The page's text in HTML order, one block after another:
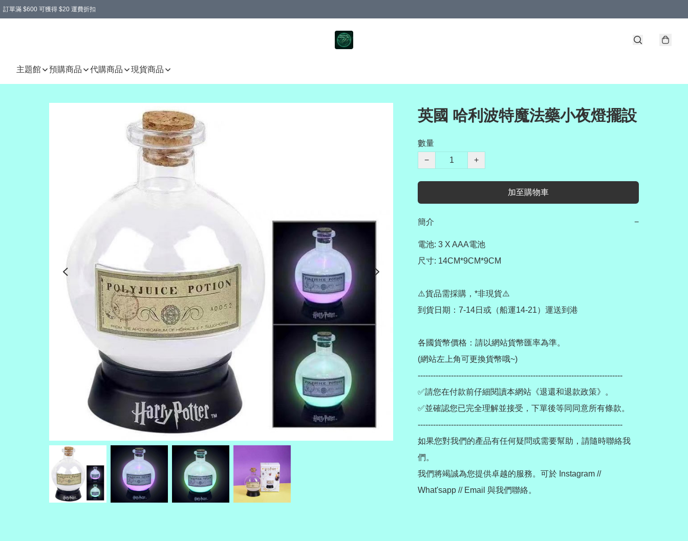
訂單滿 $600 可獲得 $20 運費折扣
主題館 預購商品 代購商品 現貨商品
英國 哈利波特魔法藥小夜燈擺設
數量
−
+
加至購物車
簡介 −
電池: 3 X AAA電池
尺寸: 14CM*9CM*9CM
⚠️貨品需採購，*非現貨⚠️
到貨日期：7-14日或（船運14-21）運送到港
各國貨幣價格：請以網站貨幣匯率為準。
(網站左上角可更換貨幣哦~)
--------------------------------------------------------------------------------
✅請您在付款前仔細閱讀本網站《退還和退款政策》。
✅並確認您已完全理解並接受，下單後等同同意所有條款。
--------------------------------------------------------------------------------
如果您對我們的產品有任何疑問或需要幫助，請隨時聯絡我
們。
我們將竭誠為您提供卓越的服務。可於 Instagram //